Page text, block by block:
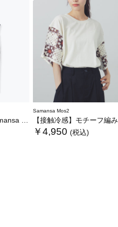
定カラーあり》
Samansa Mos2
【接触冷感】モチーフ編みコンビカットソー
￥4,950 (税込)